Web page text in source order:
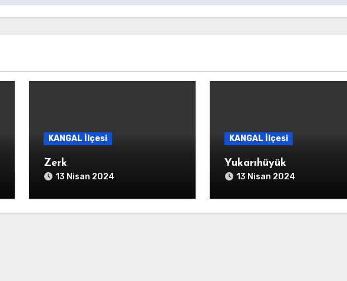
KANGAL İlçesi
Zerk
13 Nisan 2024
KANGAL İlçesi
Yukarıhüyük
13 Nisan 2024